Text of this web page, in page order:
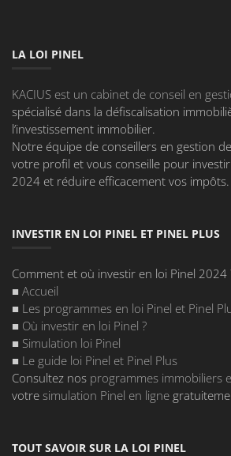
LA LOI PINEL
KACIUS est un cabinet de conseil en
spécialisé dans la défiscalisation
l’investissement immobilier.
Notre équipe de conseillers en gestion
votre profil et vous conseille pour
2024 et réduire efficacement vos impôts.
INVESTIR EN LOI PINEL ET PINEL PLUS
Comment et où investir en loi Pinel 2024
■ Accueil
■ Les programmes en loi Pinel et Pinel
■ Où investir en loi Pinel ?
■ Simulation loi Pinel
■ Le guide loi Pinel et Pinel Plus
Consultez nos programmes immobiliers
votre simulation Pinel en ligne
TOUT SAVOIR SUR LA LOI PINEL